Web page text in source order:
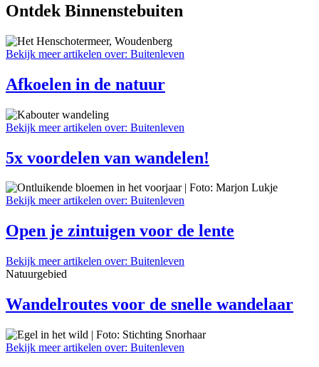
Ontdek Binnenstebuiten
Bekijk meer artikelen over: Buitenleven
Afkoelen in de natuur
Bekijk meer artikelen over: Buitenleven
5x voordelen van wandelen!
Bekijk meer artikelen over: Buitenleven
Open je zintuigen voor de lente
Bekijk meer artikelen over: Buitenleven
Natuurgebied
Wandelroutes voor de snelle wandelaar
Bekijk meer artikelen over: Buitenleven